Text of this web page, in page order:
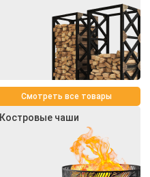
Смотреть все товары
Костровые чаши